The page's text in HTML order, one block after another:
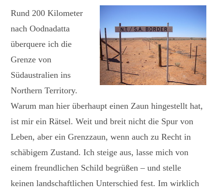
Rund 200 Kilometer
nach Oodnadatta
überquere ich die
Grenze von
Südaustralien ins
Northern Territory.
Warum man hier überhaupt einen Zaun hingestellt hat,
ist mir ein Rätsel. Weit und breit nicht die Spur von
Leben, aber ein Grenzzaun, wenn auch zu Recht in
schäbigem Zustand. Ich steige aus, lasse mich von
einem freundlichen Schild begrüßen – und stelle
keinen landschaftlichen Unterschied fest. Im wirklich